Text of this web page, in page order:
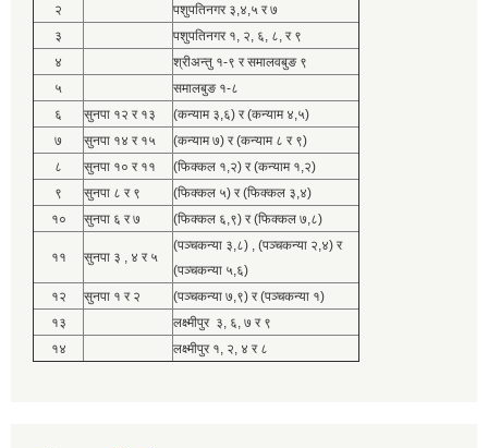
२
पशुपतिनगर ३,४,५ र ७
३
पशुपतिनगर १, २, ६, ८, र ९
४
श्रीअन्तु १-९ र समालवबुङ ९
५
समालबुङ १-८
६
सुनपा १२ र १३
(कन्याम ३,६) र (कन्याम ४,५)
७
सुनपा १४ र १५
(कन्याम ७) र (कन्याम ८ र ९)
८
सुनपा १० र ११
(फिक्कल १,२) र (कन्याम १,२)
९
सुनपा ८ र ९
(फिक्कल ५) र (फिक्कल ३,४)
१०
सुनपा ६ र ७ (फिक्कल ६,९) र (फिक्कल ७,८)
११ सुनपा ३ , ४ र ५
(पञ्चकन्या ३,८) , (पञ्चकन्या २,४) र
(पञ्चकन्या ५,६)
१२
सुनपा १ र २
(पञ्चकन्या ७,९) र (पञ्चकन्या १)
१३
लक्ष्मीपुर ३, ६, ७ र ९
१४
लक्ष्मीपुर १, २, ४ र ८